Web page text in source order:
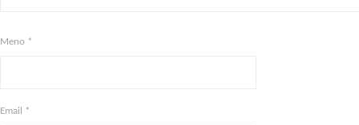
Meno *
Email *